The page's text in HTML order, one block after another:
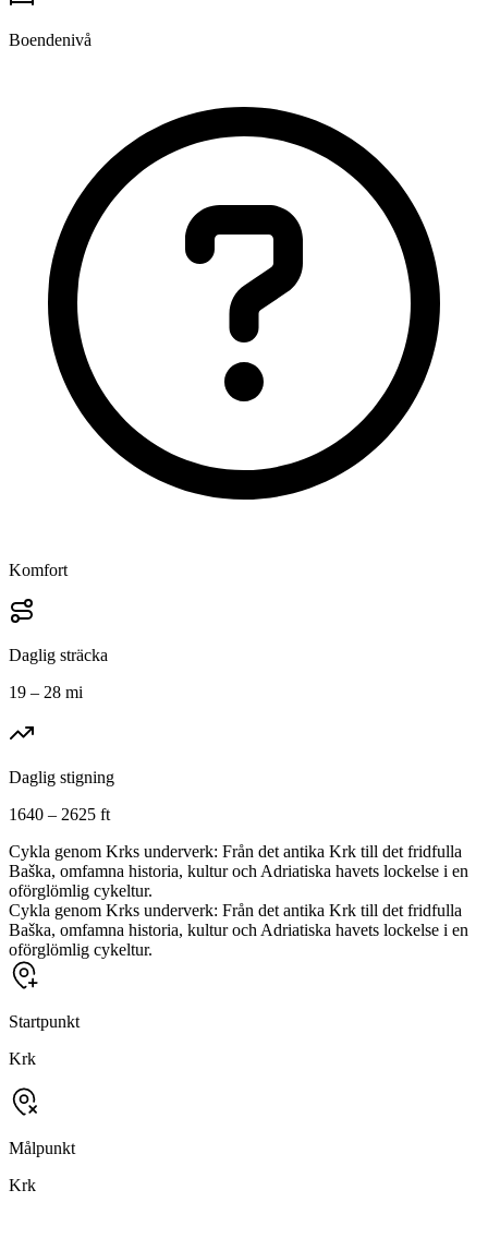
Boendenivå
Komfort
Daglig sträcka
19 – 28 mi
Daglig stigning
1640 – 2625 ft
Cykla genom Krks underverk: Från det antika Krk till det fridfulla
Baška, omfamna historia, kultur och Adriatiska havets lockelse i en
oförglömlig cykeltur.
Cykla genom Krks underverk: Från det antika Krk till det fridfulla
Baška, omfamna historia, kultur och Adriatiska havets lockelse i en
oförglömlig cykeltur.
Startpunkt
Krk
Målpunkt
Krk